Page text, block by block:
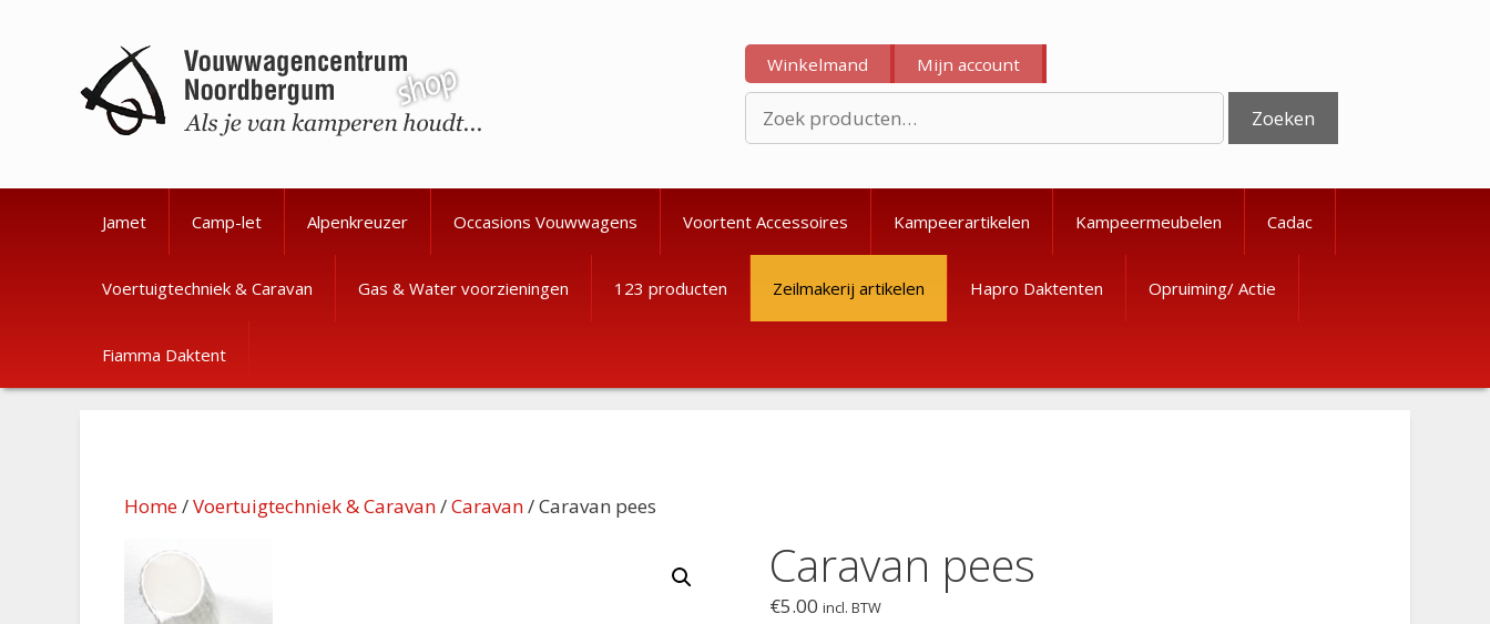
Winkelmand Mijn account
naar:
Zoeken
Jamet Camp-let Alpenkreuzer Occasions Vouwwagens Voortent Accessoires Kampeerartikelen Kampeermeubelen Cadac
Voertuigtechniek & Caravan Gas & Water voorzieningen 123 producten Zeilmakerij artikelen Hapro Daktenten Opruiming/ Actie
Fiamma Daktent
Home/Voertuigtechniek & Caravan/Caravan/ Caravan pees
Caravan pees
€5.00 incl. BTW